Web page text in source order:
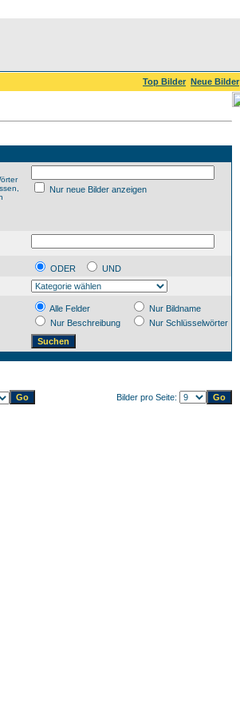
Top Bilder Neue Bilder
Nur neue Bilder anzeigen
ODER
UND
Alle Felder
Nur Bildname
Nur Beschreibung
Nur Schlüsselwörter
Bilder pro Seite: